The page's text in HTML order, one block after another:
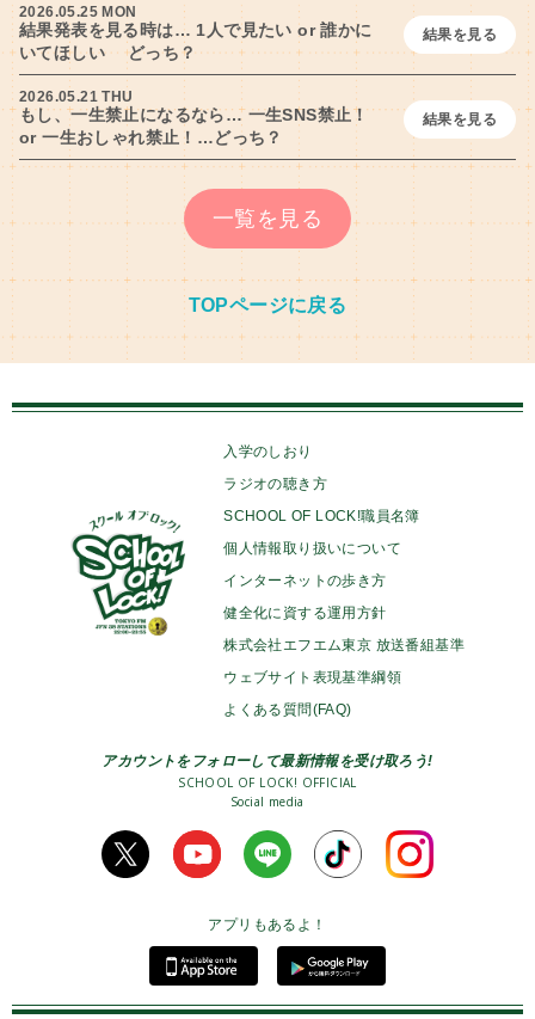
2026.05.25 MON
結果発表を見る時は… 1人で見たい or 誰かに
いてほしい どっち？
結果を見る
2026.05.21 THU
もし、一生禁止になるなら… 一生SNS禁止！
or 一生おしゃれ禁止！…どっち？
結果を見る
一覧を見る
TOPページに戻る
入学のしおり
ラジオの聴き方
SCHOOL OF LOCK!職員名簿
個人情報取り扱いについて
インターネットの歩き方
健全化に資する運用方針
株式会社エフエム東京 放送番組基準
ウェブサイト表現基準綱領
よくある質問(FAQ)
アカウントをフォローして最新情報を受け取ろう!
SCHOOL OF LOCK! OFFICIAL
Social media
アプリもあるよ！